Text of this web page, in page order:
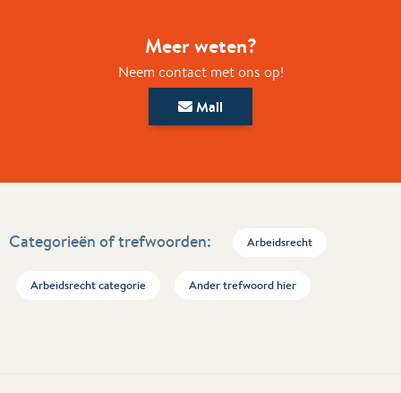
Meer weten?
Neem contact met ons op!
Mail
Categorieën of trefwoorden: Arbeidsrecht
Arbeidsrecht categorie Ander trefwoord hier